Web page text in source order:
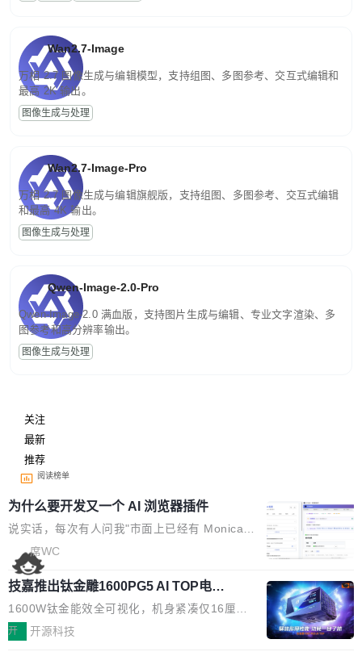
Wan2.7-Image
万相 2.7 图像生成与编辑模型，支持组图、多图参考、交互式编辑和
最高 2K 输出。
图像生成与处理
Wan2.7-Image-Pro
万相 2.7 图像生成与编辑旗舰版，支持组图、多图参考、交互式编辑
和最高 4K 输出。
图像生成与处理
Qwen-Image-2.0-Pro
Qwen-Image-2.0 满血版，支持图片生成与编辑、专业文字渲染、多
图参考和高分辨率输出。
图像生成与处理
关注
最新
推荐
阅读榜单
为什么要开发又一个 AI 浏览器插件
说实话，每次有人问我"市面上已经有 Monica、
Sider、Copilot for Chrome 这些 AI 浏览器插件
了，你为什么还要再做一个"，我都觉得这个问题
问得好。 因为我自己也是从用户变成开发者的。
现有产品的天花板 我用过不少 AI 浏览器插件。
刚开始觉得都挺好——选中一段文字，弹出解
席WC
技嘉推出钛金雕1600PG5 AI TOP电
源：为发烧级主机与本地AI算力打造旗
舰供电方案
1600W钛金能效全可视化，机身紧凑仅16厘米
继2026台北电脑展首度亮相后，技嘉科技近日正
开 开源科技